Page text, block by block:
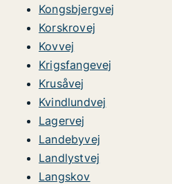
Kongsbjergvej
Korskrovej
Kovvej
Krigsfangevej
Krusåvej
Kvindlundvej
Lagervej
Landebyvej
Landlystvej
Langskov